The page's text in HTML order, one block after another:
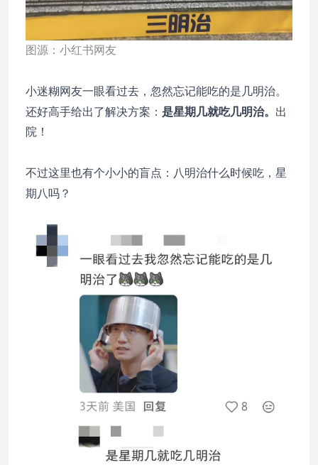
图源：小红书网友
小迷糊网友一眼看过去，忽然忘记能吃的是几明治。
还好高手给出了解决方案： 是星期几就吃几明治。 出
院！
不过这里也有个小小的盲点：八明治什么时候吃，星
期八吗？